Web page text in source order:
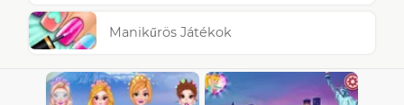
Manikűrös Játékok